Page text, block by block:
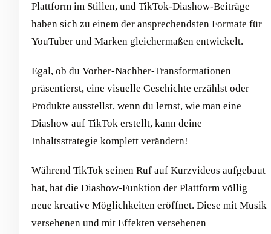
Plattform im Stillen, und TikTok-Diashow-Beiträge
haben sich zu einem der ansprechendsten Formate für
YouTuber und Marken gleichermaßen entwickelt.
Egal, ob du Vorher-Nachher-Transformationen
präsentierst, eine visuelle Geschichte erzählst oder
Produkte ausstellst, wenn du lernst, wie man eine
Diashow auf TikTok erstellt, kann deine
Inhaltsstrategie komplett verändern!
Während TikTok seinen Ruf auf Kurzvideos aufgebaut
hat, hat die Diashow-Funktion der Plattform völlig
neue kreative Möglichkeiten eröffnet. Diese mit Musik
versehenen und mit Effekten versehenen